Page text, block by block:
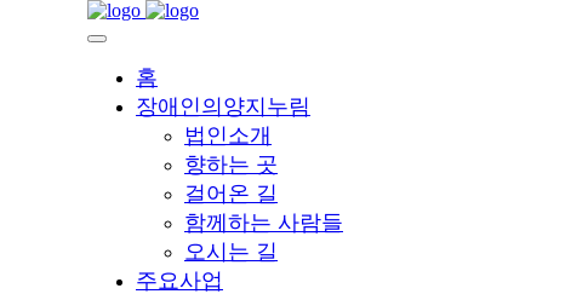
홈
장애인의양지누림
법인소개
향하는 곳
걸어온 길
함께하는 사람들
오시는 길
주요사업